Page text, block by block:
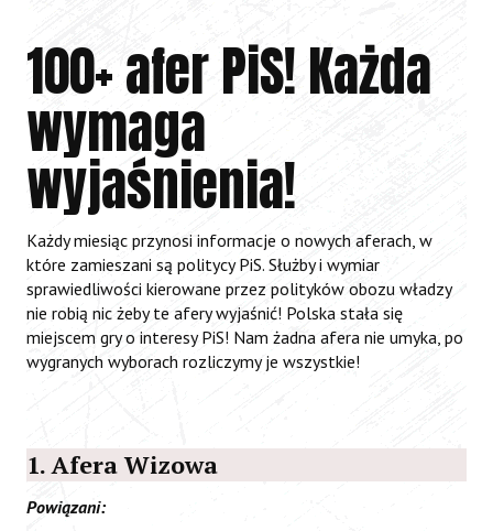
100+ afer PiS! Każda
wymaga
wyjaśnienia!
Każdy miesiąc przynosi informacje o nowych aferach, w
które zamieszani są politycy PiS. Służby i wymiar
sprawiedliwości kierowane przez polityków obozu władzy
nie robią nic żeby te afery wyjaśnić! Polska stała się
miejscem gry o interesy PiS! Nam żadna afera nie umyka, po
wygranych wyborach rozliczymy je wszystkie!
1. Afera Wizowa
Powiązani: